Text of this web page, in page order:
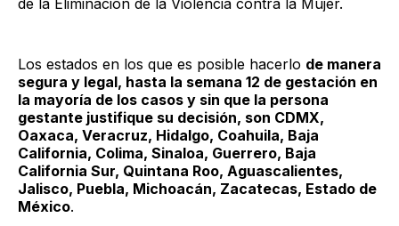
Los estados en los que es posible hacerlo de manera
segura y legal, hasta la semana 12 de gestación en
la mayoría de los casos y sin que la persona
gestante justifique su decisión, son CDMX,
Oaxaca, Veracruz, Hidalgo, Coahuila, Baja
California, Colima, Sinaloa, Guerrero, Baja
California Sur, Quintana Roo, Aguascalientes,
Jalisco, Puebla, Michoacán, Zacatecas, Estado de
México.